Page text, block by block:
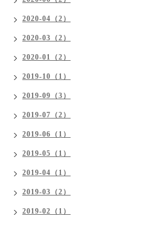
2020-04（2）
2020-03（2）
2020-01（2）
2019-10（1）
2019-09（3）
2019-07（2）
2019-06（1）
2019-05（1）
2019-04（1）
2019-03（2）
2019-02（1）